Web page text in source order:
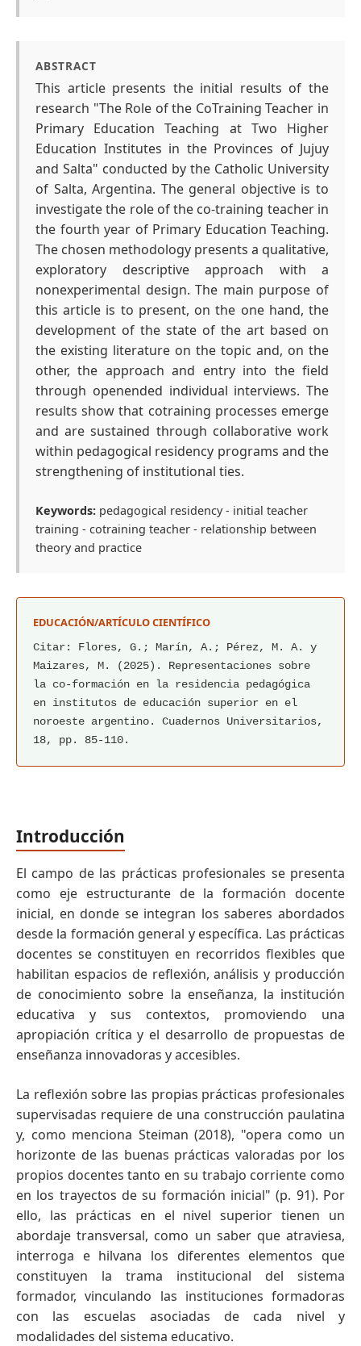
ABSTRACT
This article presents the initial results of the
research "The Role of the CoTraining Teacher in
Primary Education Teaching at Two Higher
Education Institutes in the Provinces of Jujuy
and Salta" conducted by the Catholic University
of Salta, Argentina. The general objective is to
investigate the role of the co-training teacher in
the fourth year of Primary Education Teaching.
The chosen methodology presents a qualitative,
exploratory descriptive approach with a
nonexperimental design. The main purpose of
this article is to present, on the one hand, the
development of the state of the art based on
the existing literature on the topic and, on the
other, the approach and entry into the field
through openended individual interviews. The
results show that cotraining processes emerge
and are sustained through collaborative work
within pedagogical residency programs and the
strengthening of institutional ties.
Keywords: pedagogical residency - initial teacher
training - cotraining teacher - relationship between
theory and practice
EDUCACIÓN/ARTÍCULO CIENTÍFICO
Citar: Flores, G.; Marín, A.; Pérez, M. A. y
Maizares, M. (2025). Representaciones sobre
la co-formación en la residencia pedagógica
en institutos de educación superior en el
noroeste argentino. Cuadernos Universitarios,
18, pp. 85-110.
Introducción
El campo de las prácticas profesionales se presenta
como eje estructurante de la formación docente
inicial, en donde se integran los saberes abordados
desde la formación general y específica. Las prácticas
docentes se constituyen en recorridos flexibles que
habilitan espacios de reflexión, análisis y producción
de conocimiento sobre la enseñanza, la institución
educativa y sus contextos, promoviendo una
apropiación crítica y el desarrollo de propuestas de
enseñanza innovadoras y accesibles.
La reflexión sobre las propias prácticas profesionales
supervisadas requiere de una construcción paulatina
y, como menciona Steiman (2018), "opera como un
horizonte de las buenas prácticas valoradas por los
propios docentes tanto en su trabajo corriente como
en los trayectos de su formación inicial" (p. 91). Por
ello, las prácticas en el nivel superior tienen un
abordaje transversal, como un saber que atraviesa,
interroga e hilvana los diferentes elementos que
constituyen la trama institucional del sistema
formador, vinculando las instituciones formadoras
con las escuelas asociadas de cada nivel y
modalidades del sistema educativo.